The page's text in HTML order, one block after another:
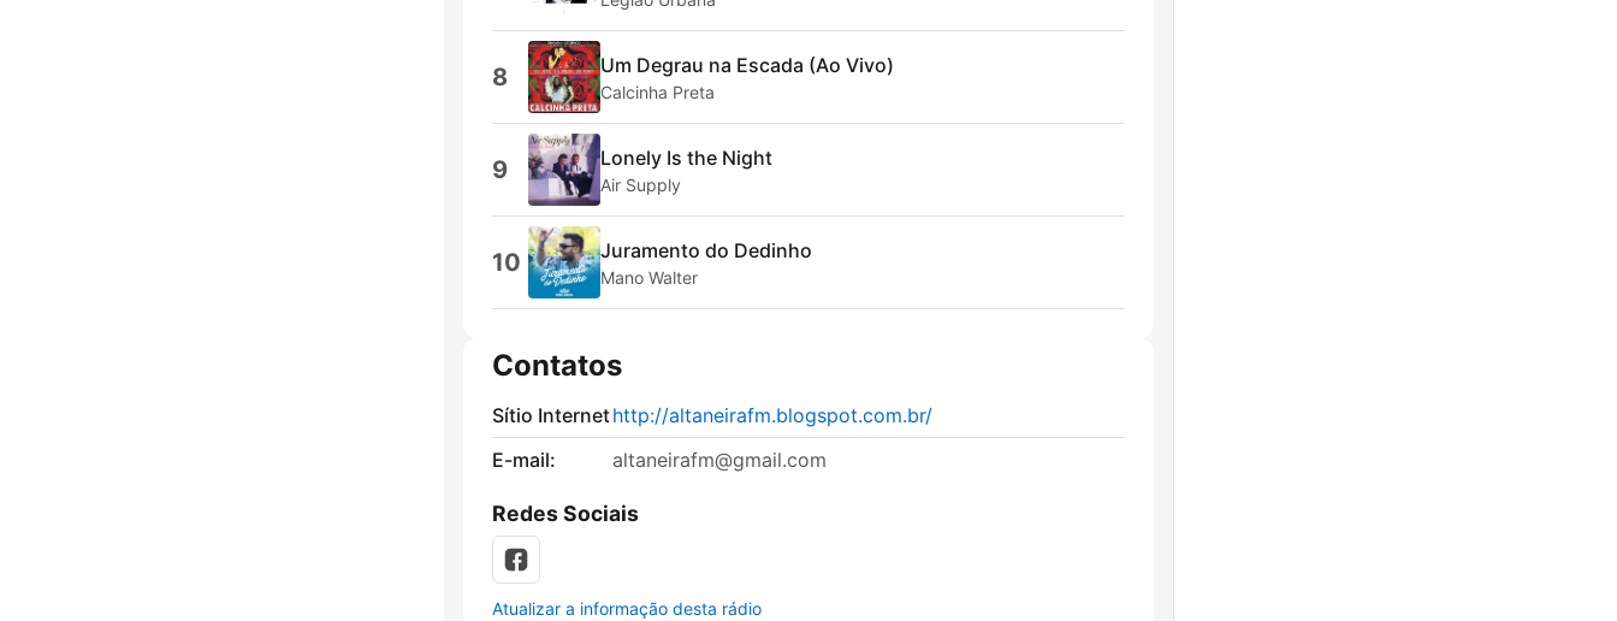
8 Um Degrau na Escada (Ao Vivo)
Calcinha Preta
9 Lonely Is the Night
Air Supply
10 Juramento do Dedinho
Mano Walter
Contatos
Sítio Internethttp://altaneirafm.blogspot.com.br/
E-mail:
altaneirafm@gmail.com
Redes Sociais
Atualizar a informação desta rádio